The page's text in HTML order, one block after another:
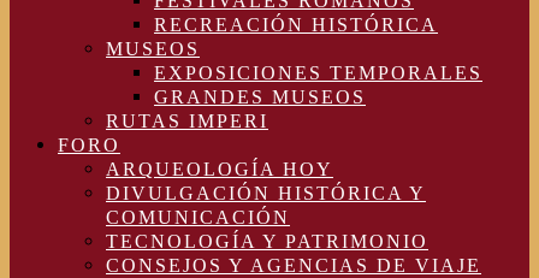
RECREACIÓN HISTÓRICA
MUSEOS
EXPOSICIONES TEMPORALES
GRANDES MUSEOS
RUTAS IMPERI
FORO
ARQUEOLOGÍA HOY
DIVULGACIÓN HISTÓRICA Y
COMUNICACIÓN
TECNOLOGÍA Y PATRIMONIO
CONSEJOS Y AGENCIAS DE VIAJE